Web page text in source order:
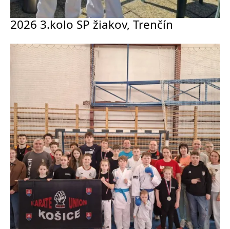
2026 3.kolo SP žiakov, Trenčín